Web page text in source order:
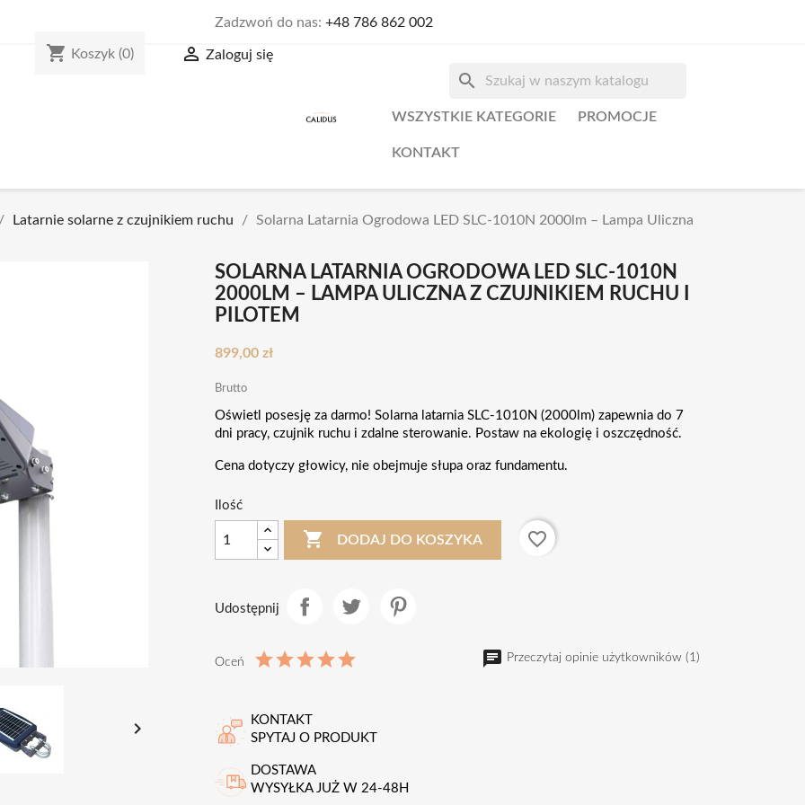
Zadzwoń do nas: +48 786 862 002
shopping_cart Koszyk (0)  Zaloguj się
search
WSZYSTKIE KATEGORIE PROMOCJE
KONTAKT
Latarnie solarne z czujnikiem ruchu Solarna Latarnia Ogrodowa LED SLC-1010N 2000lm – Lampa Uliczna

SOLARNA LATARNIA OGRODOWA LED SLC-1010N
2000LM – LAMPA ULICZNA Z CZUJNIKIEM RUCHU I
PILOTEM
899,00 zł
Brutto
Oświetl posesję za darmo! Solarna latarnia SLC-1010N (2000lm) zapewnia do 7
dni pracy, czujnik ruchu i zdalne sterowanie. Postaw na ekologię i oszczędność.
Cena dotyczy głowicy, nie obejmuje słupa oraz fundamentu.
Ilość
 DODAJ DO KOSZYKA favorite_border
Udostępnij
Oceń Przeczytaj opinie użytkowników (1)
KONTAKT
SPYTAJ O PRODUKT
DOSTAWA
WYSYŁKA JUŻ W 24-48H